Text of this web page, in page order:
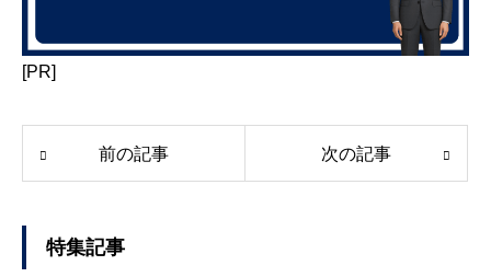
[PR]
前の記事 次の記事
特集記事